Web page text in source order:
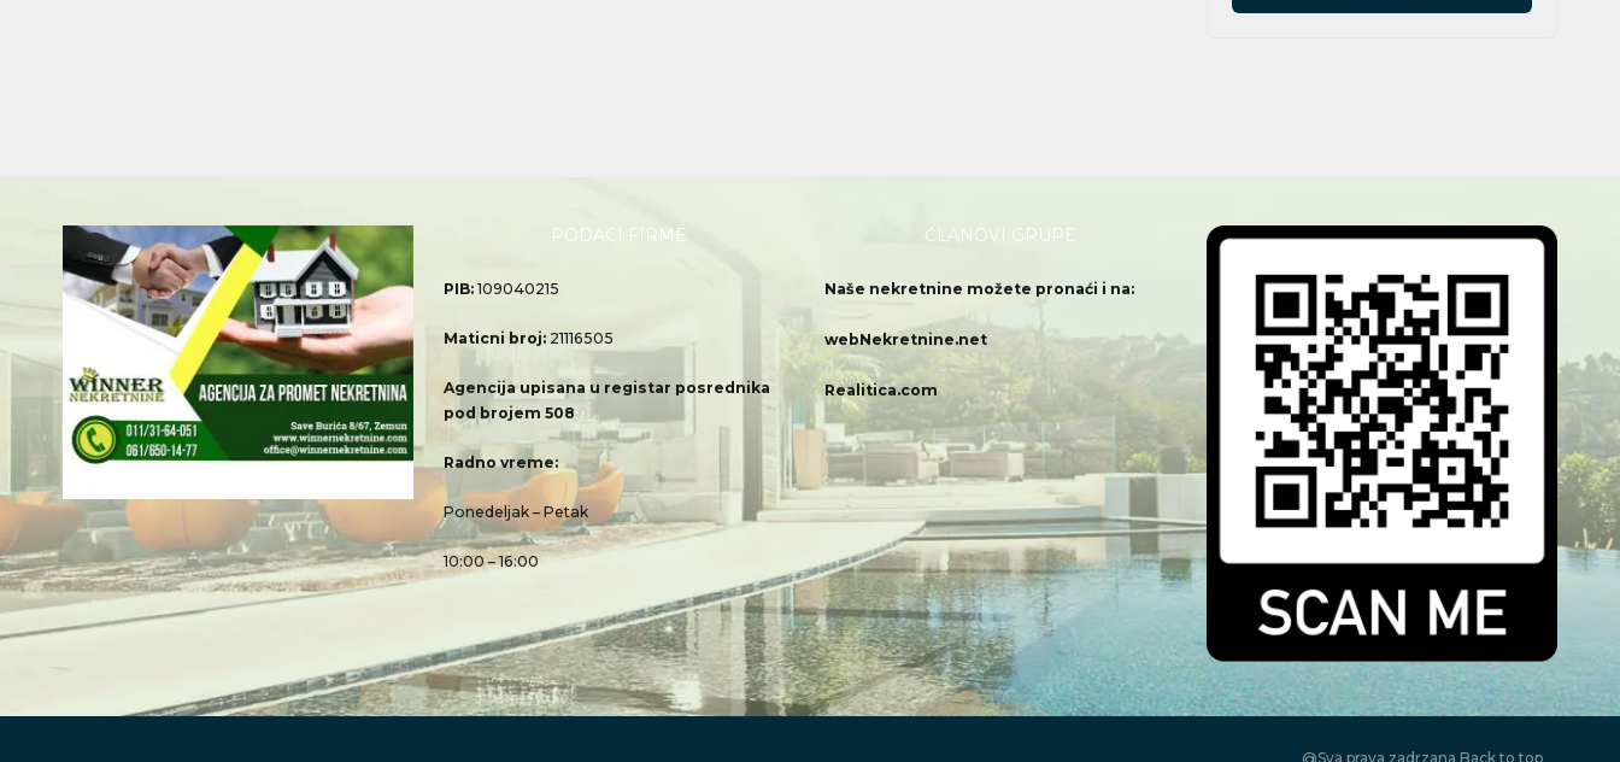
PODACI FIRME
PIB:109040215
Maticni broj: 21116505
Agencija upisana u registar posrednika
pod brojem 508
Radno vreme:
Ponedeljak – Petak
10:00 – 16:00
ČLANOVI GRUPE
Naše nekretnine možete pronaći i na:
webNekretnine.net
Realitica.com
@Sva prava zadrzana Back to top